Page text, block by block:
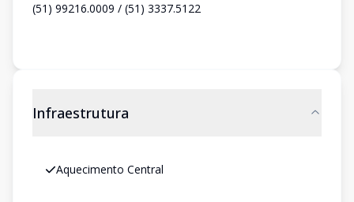
(51) 99216.0009 / (51) 3337.5122
Infraestrutura
Aquecimento Central